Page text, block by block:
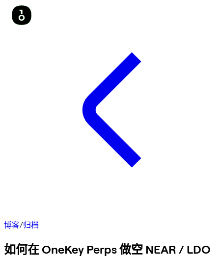
博客/归档
如何在 OneKey Perps 做空 NEAR / LDO